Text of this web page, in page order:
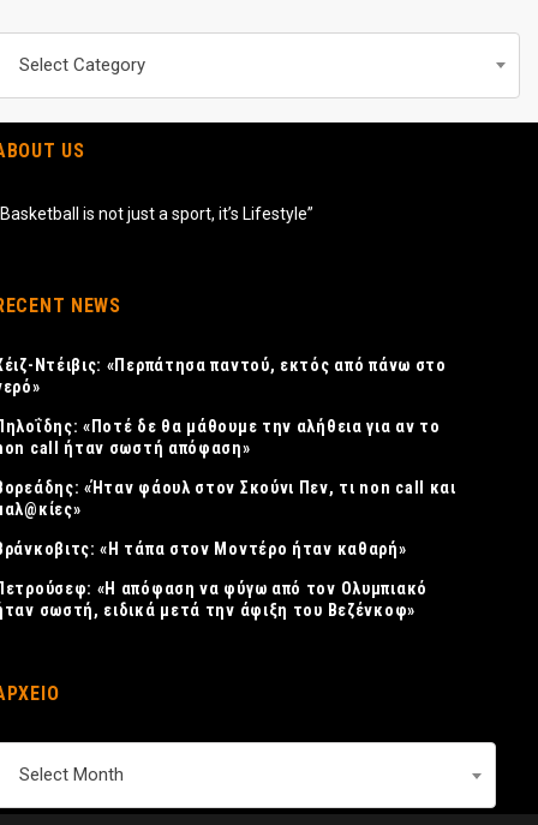
Select Category
US
is not just a sport, it’s Lifestyle”
NEWS
Ντέιβις: «Περπάτησα παντού, εκτός από πάνω στο
«Ποτέ δε θα μάθουμε την αλήθεια για αν το
call ήταν σωστή απόφαση»
«Ήταν φάουλ στον Σκούνι Πεν, τι non call και
«Η τάπα στον Μοντέρο ήταν καθαρή»
«Η απόφαση να φύγω από τον Ολυμπιακό
σωστή, ειδικά μετά την άφιξη του Βεζένκοφ»
Select Month